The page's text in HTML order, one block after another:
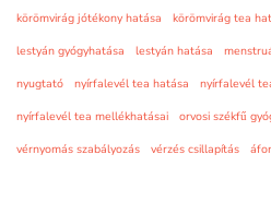
körömvirág jótékony hatása
körömvirág tea
lestyán gyógyhatása
lestyán hatása
nyugtató
nyírfalevél tea hatása
nyírfalevél
nyírfalevél tea mellékhatásai
orvosi székfű
vérnyomás szabályozás
vérzés csillapítás